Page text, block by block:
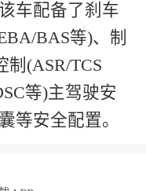
车配备了刹车
BAS等)、制
制(ASR/TCS
等)主驾驶安
等安全配置。